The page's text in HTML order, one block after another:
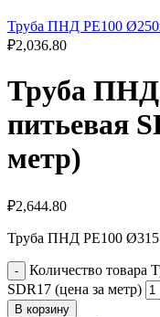
Труба ПНД РЕ100
₽2,036.80
Труба ПНД
питьевая
метр)
₽2,644.80
Труба ПНД РЕ100
Количество товара
SDR17 (цена за метр)
В корзину